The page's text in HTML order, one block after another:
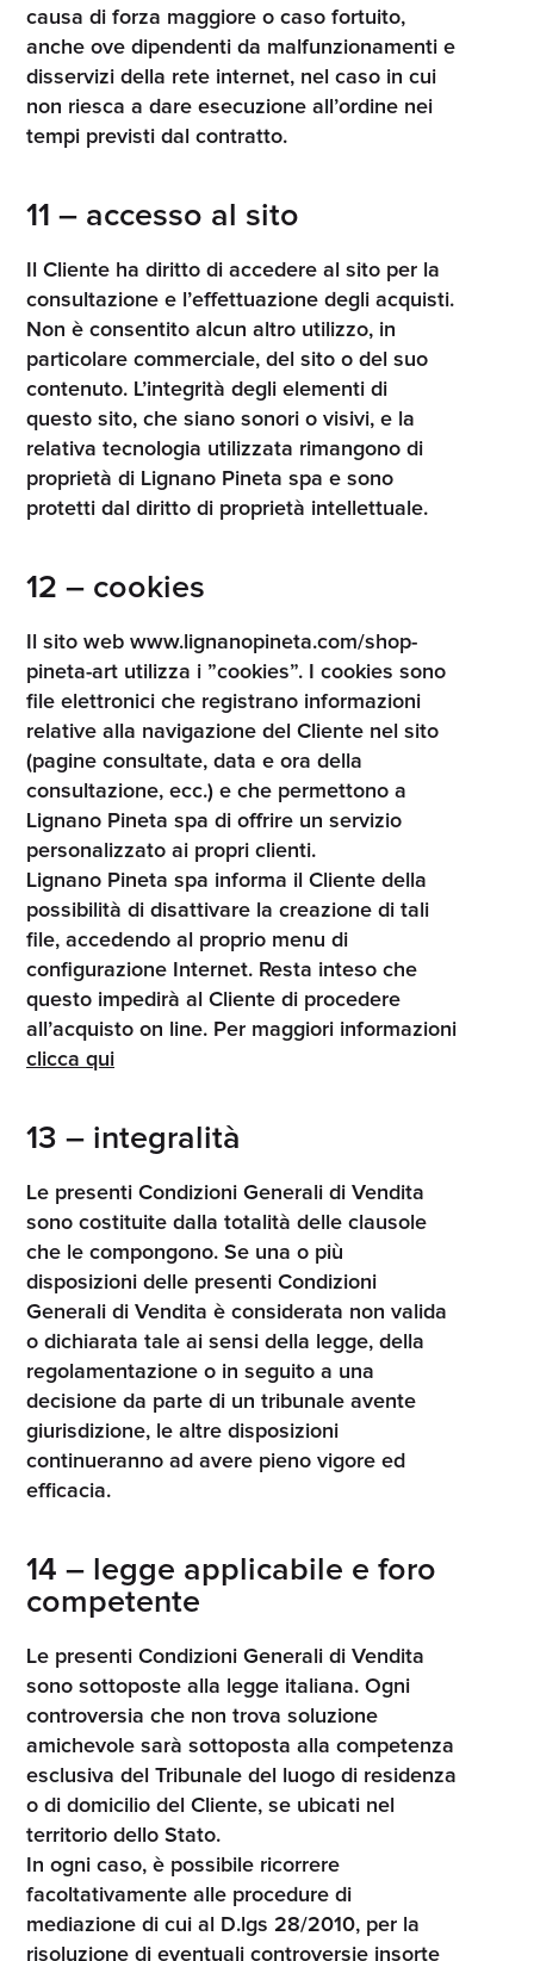
causa di forza maggiore o caso fortuito,
anche ove dipendenti da malfunzionamenti e
disservizi della rete internet, nel caso in cui
non riesca a dare esecuzione all’ordine nei
tempi previsti dal contratto.
11 – accesso al sito
Il Cliente ha diritto di accedere al sito per la
consultazione e l’effettuazione degli acquisti.
Non è consentito alcun altro utilizzo, in
particolare commerciale, del sito o del suo
contenuto. L’integrità degli elementi di
questo sito, che siano sonori o visivi, e la
relativa tecnologia utilizzata rimangono di
proprietà di Lignano Pineta spa e sono
protetti dal diritto di proprietà intellettuale.
12 – cookies
Il sito web www.lignanopineta.com/shop-
pineta-art utilizza i ”cookies”. I cookies sono
file elettronici che registrano informazioni
relative alla navigazione del Cliente nel sito
(pagine consultate, data e ora della
consultazione, ecc.) e che permettono a
Lignano Pineta spa di offrire un servizio
personalizzato ai propri clienti.
Lignano Pineta spa informa il Cliente della
possibilità di disattivare la creazione di tali
file, accedendo al proprio menu di
configurazione Internet. Resta inteso che
questo impedirà al Cliente di procedere
all’acquisto on line. Per maggiori informazioni
clicca qui
13 – integralità
Le presenti Condizioni Generali di Vendita
sono costituite dalla totalità delle clausole
che le compongono. Se una o più
disposizioni delle presenti Condizioni
Generali di Vendita è considerata non valida
o dichiarata tale ai sensi della legge, della
regolamentazione o in seguito a una
decisione da parte di un tribunale avente
giurisdizione, le altre disposizioni
continueranno ad avere pieno vigore ed
efficacia.
14 – legge applicabile e foro
competente
Le presenti Condizioni Generali di Vendita
sono sottoposte alla legge italiana. Ogni
controversia che non trova soluzione
amichevole sarà sottoposta alla competenza
esclusiva del Tribunale del luogo di residenza
o di domicilio del Cliente, se ubicati nel
territorio dello Stato.
In ogni caso, è possibile ricorrere
facoltativamente alle procedure di
mediazione di cui al D.lgs 28/2010, per la
risoluzione di eventuali controversie insorte